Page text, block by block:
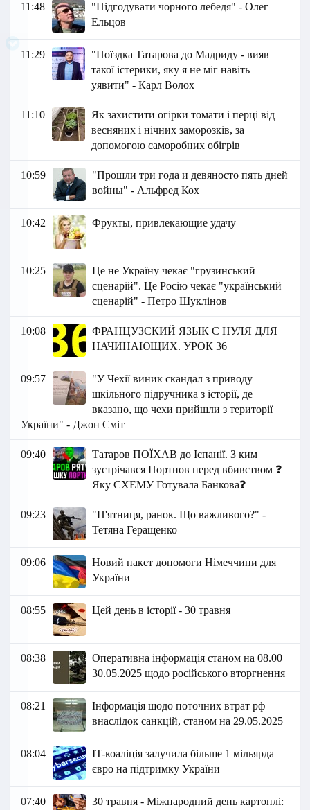
11:48
"Підгодувати чорного лебедя" - Олег
Ельцов
11:29
"Поїздка Татарова до Мадриду - вияв
такої істерики, яку я не міг навіть
уявити" - Карл Волох
11:10
Як захистити огірки томати і перці від
весняних і нічних заморозків, за
допомогою саморобних обігрів
10:59
"Прошли три года и девяносто пять дней
войны" - Альфред Кох
10:42 Фрукты, привлекающие удачу
10:25
Це не Україну чекає "грузинський
сценарій". Це Росію чекає "український
сценарій" - Петро Шуклінов
10:08
ФРАНЦУЗСКИЙ ЯЗЫК C НУЛЯ ДЛЯ
НАЧИНАЮЩИХ. УРОК 36
09:57
"У Чехії виник скандал з приводу
шкільного підручника з історії, де
вказано, що чехи прийшли з території
України" - Джон Сміт
09:40
Татаров ПОЇХАВ до Іспанії. З ким
зустрічався Портнов перед вбивством ❓
Яку СХЕМУ Готувала Банкова❓
09:23
"П'ятниця, ранок. Що важливого?" -
Тетяна Геращенко
09:06
Новий пакет допомоги Німеччини для
України
08:55 Цей день в історії - 30 травня
08:38
Оперативна інформація станом на 08.00
30.05.2025 щодо російського вторгнення
08:21
Інформація щодо поточних втрат рф
внаслідок санкцій, станом на 29.05.2025
08:04
IT-коаліція залучила більше 1 мільярда
євро на підтримку України
07:40
30 травня - Міжнародний день картоплі: